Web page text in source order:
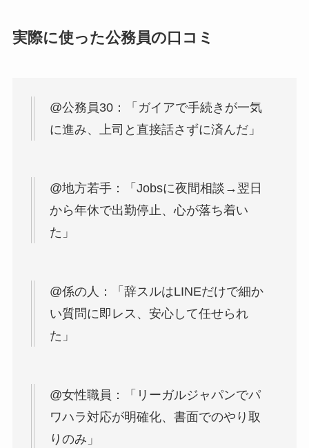
実際に使った公務員の口コミ
@公務員30：「ガイアで手続きが一気
に進み、上司と直接話さずに済んだ」
@地方若手：「Jobsに夜間相談→翌日
から年休で出勤停止、心が落ち着い
た」
@係の人：「辞スルはLINEだけで細か
い質問に即レス、安心して任せられ
た」
@女性職員：「リーガルジャパンでパ
ワハラ対応が明確化、書面でのやり取
りのみ」